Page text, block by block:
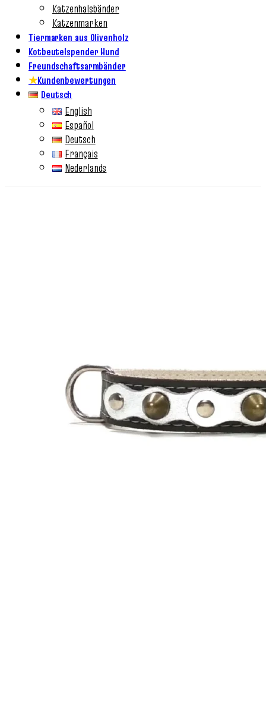
Katzenhalsbänder
Katzenmarken
Tiermarken aus Olivenholz
Kotbeutelspender Hund
Freundschaftsarmbänder
★Kundenbewertungen
Deutsch
English
Español
Deutsch
Français
Nederlands